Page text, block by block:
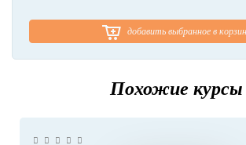
добавить выбранное в
Похожие курсы